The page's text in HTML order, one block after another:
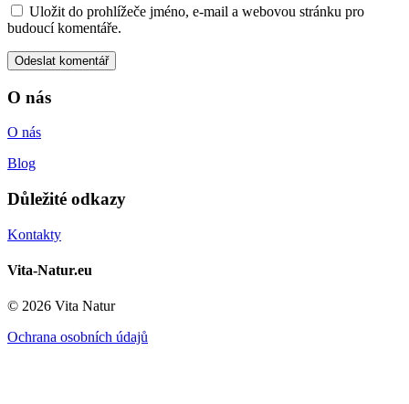
Uložit do prohlížeče jméno, e-mail a webovou stránku pro
budoucí komentáře.
O nás
O nás
Blog
Důležité odkazy
Kontakty
Vita-Natur.eu
© 2026 Vita Natur
Ochrana osobních údajů